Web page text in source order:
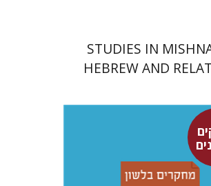
STUDIES IN
HEBREW AND
יוחנן ברויאר
עפרה תירוש-בקר
פסברג